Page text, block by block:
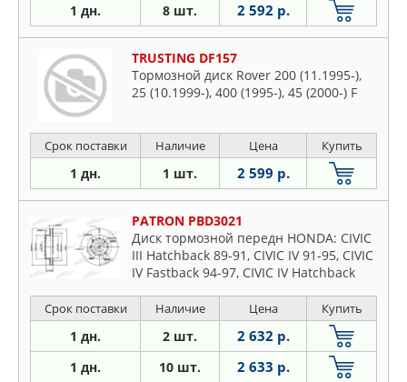
1 дн. 8 шт. 2 592 р.
TRUSTING DF157
Тормозной диск Rover 200 (11.1995-),
25 (10.1999-), 400 (1995-), 45 (2000-) F
Срок поставки Наличие Цена Купить
1 дн. 1 шт. 2 599 р.
PATRON PBD3021
Диск тормозной передн HONDA: CIVIC
III Hatchback 89-91, CIVIC IV 91-95, CIVIC
IV Fastback 94-97, CIVIC IV Hatchback
Срок поставки Наличие Цена Купить
1 дн. 2 шт. 2 632 р.
1 дн. 10 шт. 2 633 р.